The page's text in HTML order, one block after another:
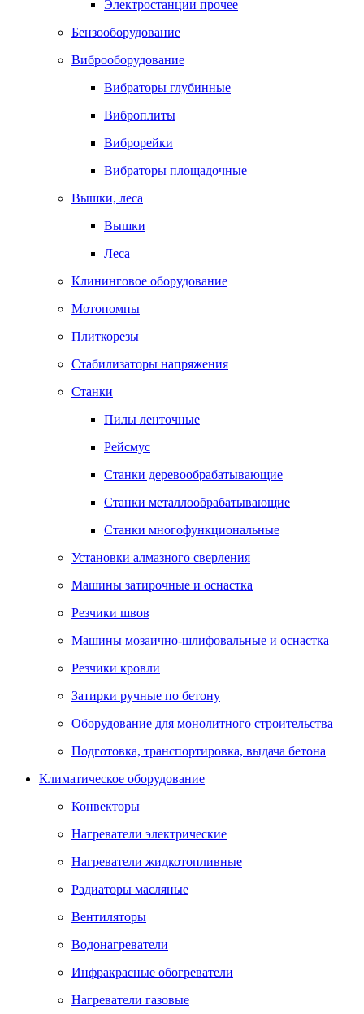
Электростанции прочее
Бензооборудование
Виброоборудование
Вибраторы глубинные
Виброплиты
Виброрейки
Вибраторы площадочные
Вышки, леса
Вышки
Леса
Клининговое оборудование
Мотопомпы
Плиткорезы
Стабилизаторы напряжения
Станки
Пилы ленточные
Рейсмус
Станки деревообрабатывающие
Станки металлообрабатывающие
Станки многофункциональные
Установки алмазного сверления
Машины затирочные и оснастка
Резчики швов
Машины мозаично-шлифовальные и оснастка
Резчики кровли
Затирки ручные по бетону
Оборудование для монолитного строительства
Подготовка, транспортировка, выдача бетона
Климатическое оборудование
Конвекторы
Нагреватели электрические
Нагреватели жидкотопливные
Радиаторы масляные
Вентиляторы
Водонагреватели
Инфракрасные обогреватели
Нагреватели газовые